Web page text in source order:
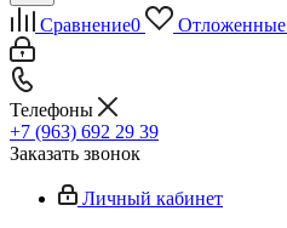
Сравнение0 Отложенные
Телефоны
+7 (963) 692 29 39
Заказать звонок
Личный кабинет